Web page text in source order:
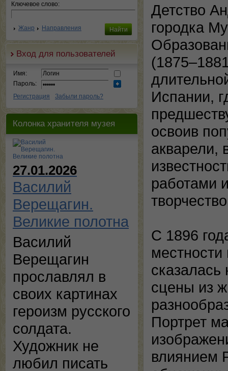
Ключевое слово:
Жанр Направления
Вход для пользователей
Имя:
Пароль:
Регистрация
Забыли пароль?
Колонка хранителя музея
27.01.2026
Василий
Верещагин.
Великие полотна
Василий
Верещагин
прославлял в
своих картинах
героизм русского
солдата.
Художник не
любил писать
Детство
городка
Испании,
освоив
акварели,
работами
С 1896
сцены из
Портрет
влиянием